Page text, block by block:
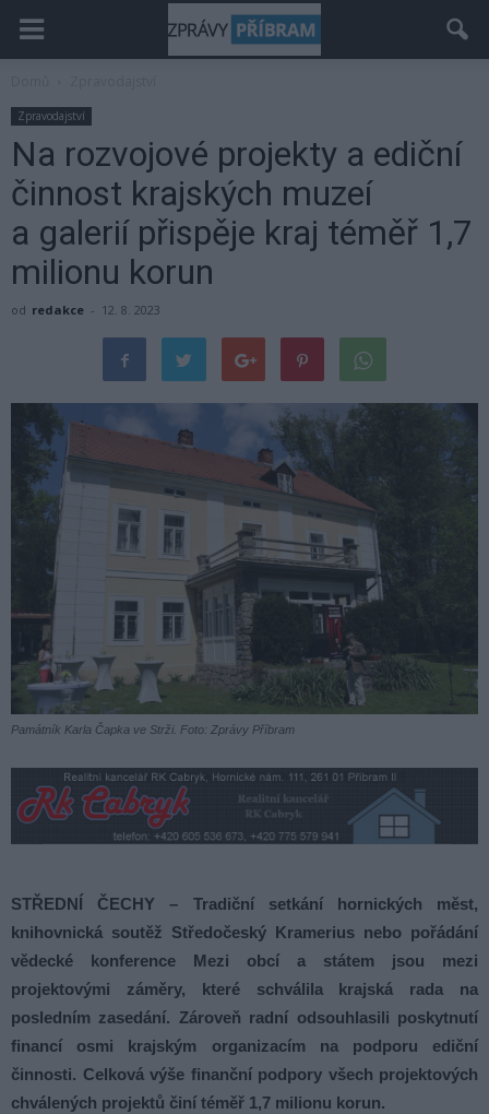
Zpravodajství
Na rozvojové projekty a ediční
činnost krajských muzeí
a galerií přispěje kraj téměř 1,7
milionu korun
od redakce - 12. 8. 2023
Památník Karla Čapka ve Strži. Foto: Zprávy Příbram
STŘEDNÍ ČECHY – Tradiční setkání hornických měst,
knihovnická soutěž Středočeský Kramerius nebo pořádání
vědecké konference Mezi obcí a státem jsou mezi
projektovými záměry, které schválila krajská rada na
posledním zasedání. Zároveň radní odsouhlasili poskytnutí
financí osmi krajským organizacím na podporu ediční
činnosti. Celková výše finanční podpory všech projektových
chválených projektů činí téměř 1,7 milionu korun.